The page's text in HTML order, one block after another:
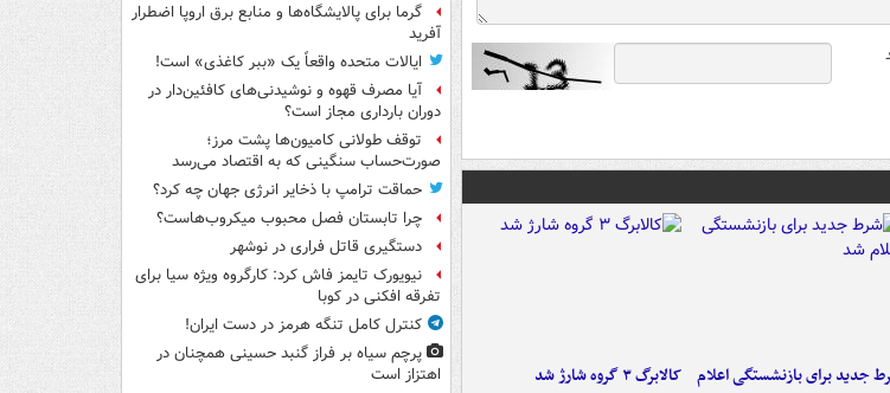
جدید برای بازنشستگی اعلام کالابرگ ۳ گروه شارژ شد
گرما برای پالایشگاه‌ها و منابع برق اروپا اضطرار
آفرید
ایالات متحده واقعاً یک «ببر کاغذی» است!
آیا مصرف قهوه و نوشیدنی‌های کافئین‌دار در
دوران بارداری مجاز است؟
توقف طولانی کامیون‌ها پشت مرز؛
صورت‌حساب سنگینی که به اقتصاد می‌رسد
حماقت ترامپ با ذخایر انرژی جهان چه کرد؟
چرا تابستان فصل محبوب میکروب‌هاست؟
دستگیری قاتل فراری در نوشهر
نیویورک تایمز فاش کرد: کارگروه ویژه سیا برای
تفرقه افکنی در کوبا
کنترل کامل تنگه هرمز در دست ایران!
پرچم سیاه بر فراز گنبد حسینی همچنان در
اهتزاز است